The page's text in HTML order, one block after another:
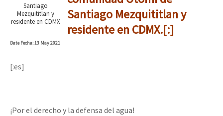
Santiago
Mezquititlan y
residente en CDMX
Santiago Mezquititlan y
residente en CDMX.[:]
DateFecha: 13 May 2021
[:es]
¡Por el derecho y la defensa del agua!